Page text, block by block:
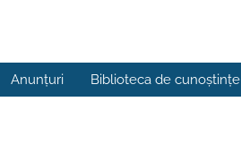
Anunțuri Biblioteca de cunoștințe